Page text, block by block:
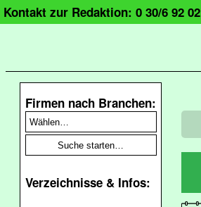
Kontakt zur Redaktion: 0 30/6 92
Firmen nach Branchen:
Verzeichnisse & Infos: